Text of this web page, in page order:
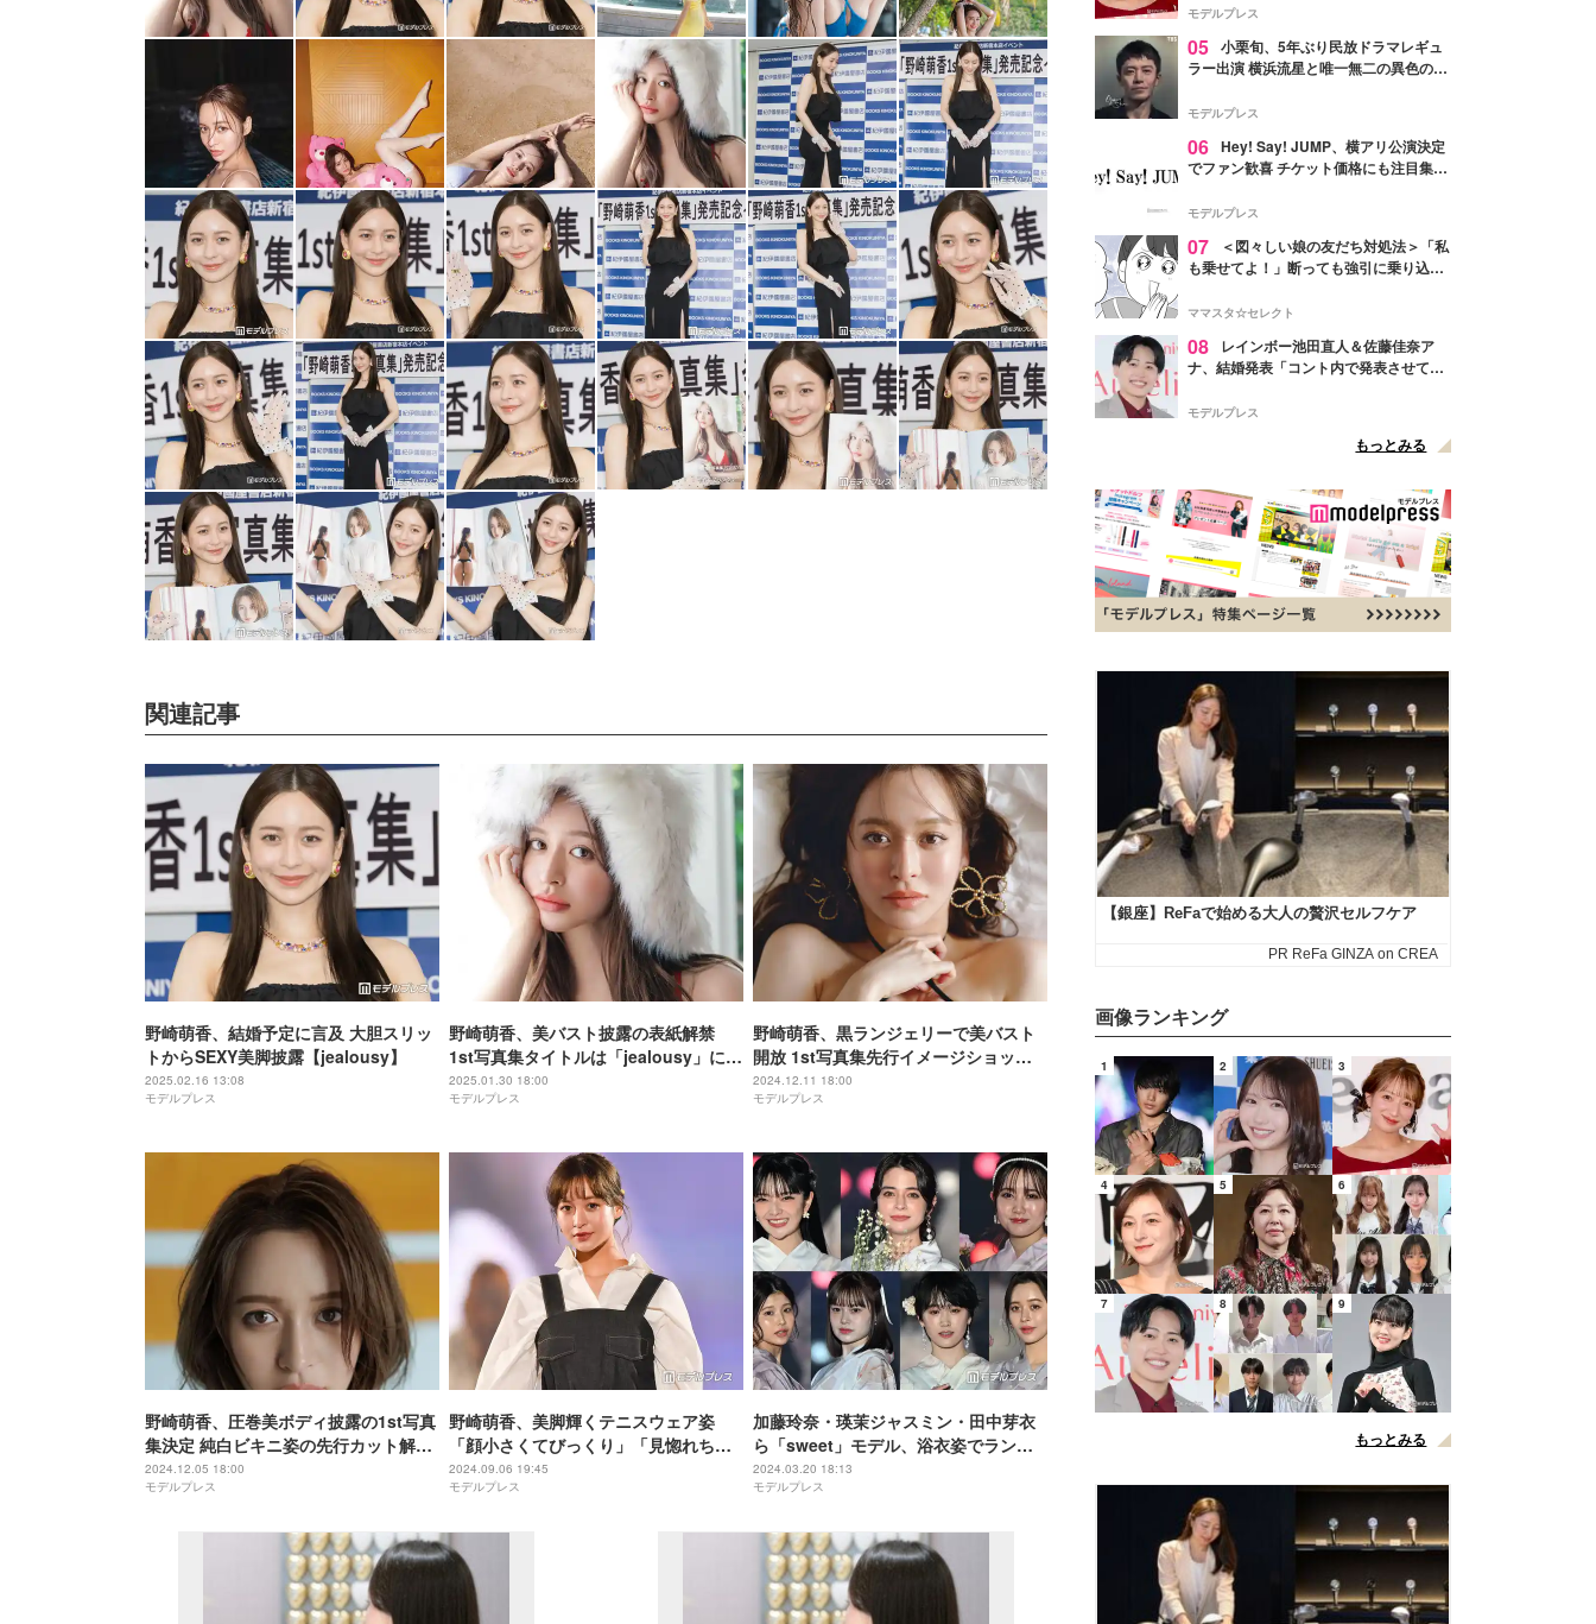
関連記事
野崎萌香、結婚予定に言及 大胆スリッ
トからSEXY美脚披露【jealousy】
2025.02.16 13:08
モデルプレス
野崎萌香、美バスト披露の表紙解禁
1st写真集タイトルは「jealousy」に決
定
2025.01.30 18:00
モデルプレス
野崎萌香、黒ランジェリーで美バスト
開放 1st写真集先行イメージショット
公開
2024.12.11 18:00
モデルプレス
野崎萌香、圧巻美ボディ披露の1st写真
集決定 純白ビキニ姿の先行カット解禁
「絶対に後悔させません」
2024.12.05 18:00
モデルプレス
野崎萌香、美脚輝くテニスウェア姿
「顔小さくてびっくり」「見惚れちゃ
う」の声
2024.09.06 19:45
モデルプレス
加藤玲奈・瑛茉ジャスミン・田中芽衣
ら「sweet」モデル、浴衣姿でランウ
ェイ華やか集結【関西コレクション
2024 S／S】
2024.03.20 18:13
モデルプレス
ぎ」「成長を感じる」の声
モデルプレス
05 小栗旬、5年ぶり民放ドラマレギュ
ラー出演 横浜流星と唯一無二の異色のバ
モデルプレス
06 Hey! Say! JUMP、横アリ公演決定
でファン歓喜 チケット価格にも注目集ま
モデルプレス
07
＜図々しい娘の友だち対処法＞「私
も乗せてよ！」断っても強引に乗り込ん
ママスタ☆セレクト
08
レインボー池田直人＆佐藤佳奈ア
ナ、結婚発表「コント内で発表させてい
点変更のため
モデルプレス
もっとみる
画像ランキング
1 2 3
4 5 6
7 8 9
もっとみる